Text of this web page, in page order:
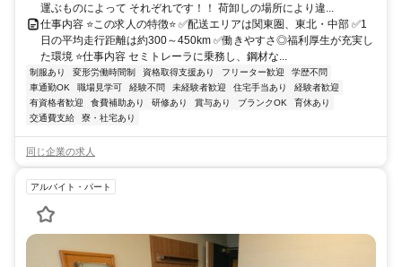
運ぶものによって それぞれです！！ 荷卸しの場所により違...
仕事内容 ⭐️この求人の特徴⭐️ ✅️配送エリアは関東圏、東北・中部 ✅️1
日の平均走行距離は約300～450km ✅️働きやすさ◎福利厚生が充実し
た環境 ⭐️仕事内容 セミトレーラに乗務し、鋼材な...
制服あり 変形労働時間制 資格取得支援あり フリーター歓迎
学歴不問
車通勤OK
職場見学可 経験不問 未経験者歓迎 住宅手当あり
経験者歓迎
有資格者歓迎
食費補助あり 研修あり 賞与あり ブランクOK
育休あり
交通費支給
寮・社宅あり
同じ企業の求人
アルバイト・パート